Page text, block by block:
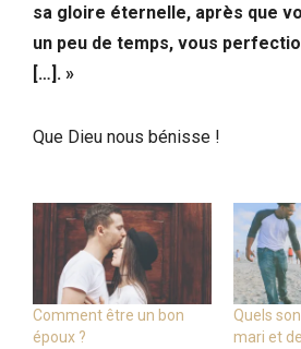
sa gloire éternelle, après que
un peu de temps, vous
[…]. »
Que Dieu nous bénisse !
Comment être un bon
époux ?
Quels
mari et